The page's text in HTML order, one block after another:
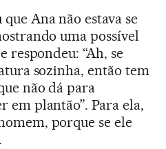
Ana não estava se
uma possível
“Ah, se
sozinha, então tem
não dá para
plantão”. Para ela,
porque se ele